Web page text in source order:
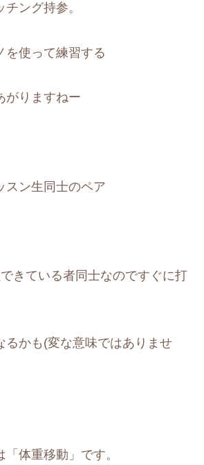
ング持参。
を使って練習する
がりますねー
スン生同士のペア
きている者同士なのですぐに打
るかも(変な意味ではありませ
体重移動」です。